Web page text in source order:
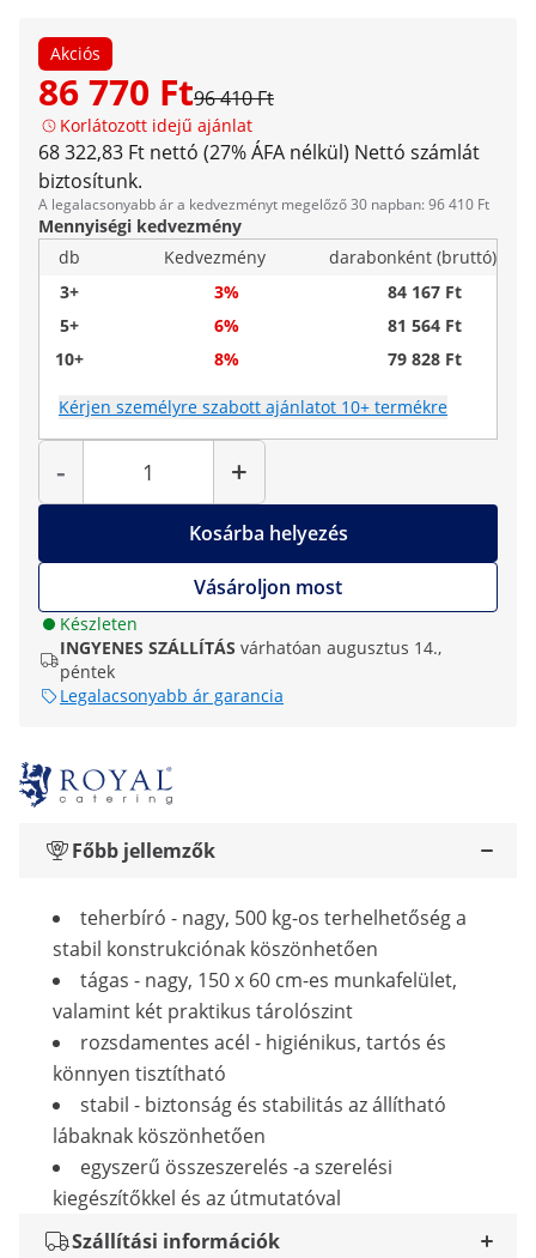
Akciós
86 770 Ft96 410 Ft
Korlátozott idejű ajánlat
68 322,83 Ft nettó (27% ÁFA nélkül) Nettó számlát
biztosítunk.
A legalacsonyabb ár a kedvezményt megelőző 30 napban: 96 410 Ft
Mennyiségi kedvezmény
db
Kedvezmény
darabonként (bruttó)
3+
3%
84 167 Ft
5+
6%
81 564 Ft
10+
8% 79 828 Ft
Kérjen személyre szabott ajánlatot 10+ termékre
-
Mennyiség
+
Kosárba helyezés
Vásároljon most
Készleten
INGYENES SZÁLLÍTÁS várhatóan augusztus 14.,
péntek
Legalacsonyabb ár garancia
Főbb jellemzők
teherbíró - nagy, 500 kg-os terhelhetőség a
stabil konstrukciónak köszönhetően
tágas - nagy, 150 x 60 cm-es munkafelület,
valamint két praktikus tárolószint
rozsdamentes acél - higiénikus, tartós és
könnyen tisztítható
stabil - biztonság és stabilitás az állítható
lábaknak köszönhetően
egyszerű összeszerelés -a szerelési
kiegészítőkkel és az útmutatóval
Szállítási információk